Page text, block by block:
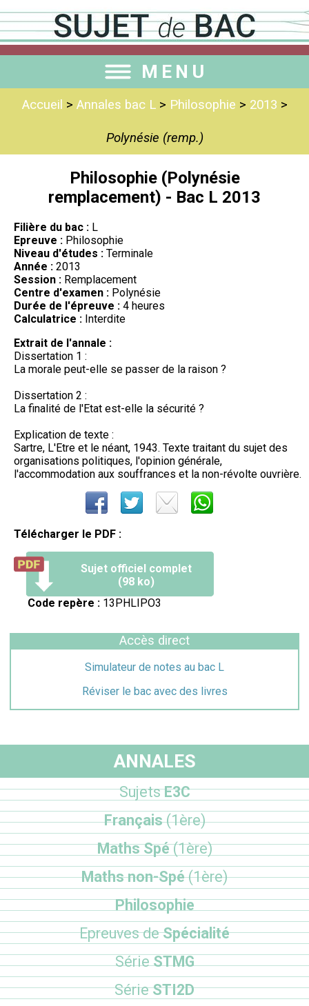
MENU
Accueil > Annales bac L> Philosophie > 2013 >
Polynésie (remp.)
Philosophie (Polynésie
remplacement) - Bac L 2013
Filière du bac : L
Epreuve : Philosophie
Niveau d'études : Terminale
Année : 2013
Session : Remplacement
Centre d'examen : Polynésie
Durée de l'épreuve : 4 heures
Calculatrice : Interdite
Extrait de l'annale :
Dissertation 1 :
La morale peut-elle se passer de la raison ?
Dissertation 2 :
La finalité de l'Etat est-elle la sécurité ?
Explication de texte :
Sartre, L'Etre et le néant, 1943. Texte traitant du sujet des
organisations politiques, l'opinion générale,
l'accommodation aux souffrances et la non-révolte ouvrière.
Télécharger le PDF :
Sujet officiel complet
(98 ko)
Code repère : 13PHLIPO3
Accès direct
Simulateur de notes au bac L
Réviser le bac avec des livres
ANNALES
SujetsE3C
Français(1ère)
Maths Spé(1ère)
Maths non-Spé(1ère)
Philosophie
Epreuves deSpécialité
SérieSTMG
SérieSTI2D